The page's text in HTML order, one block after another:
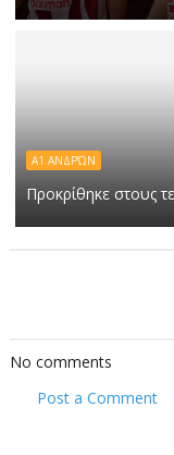
Α1 ΑΝΔΡΏΝ
Προκρίθηκε στους
No comments
Post a Comment